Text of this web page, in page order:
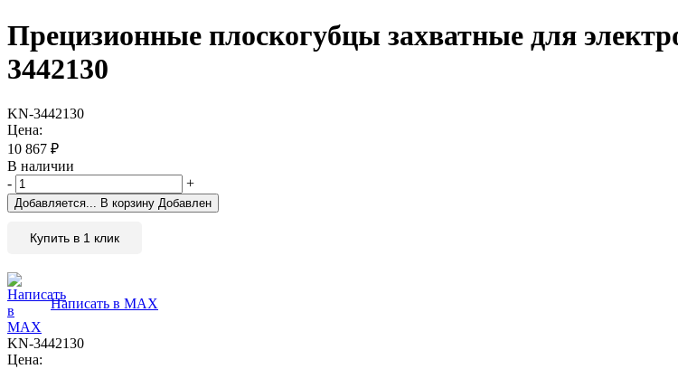
Прецизионные плоскогубцы захватные для
3442130
KN-3442130
Цена:
10 867 ₽
В наличии
-
+
Добавляется... В корзину Добавлен
Купить в 1 клик
Написать в MAX
KN-3442130
Цена: